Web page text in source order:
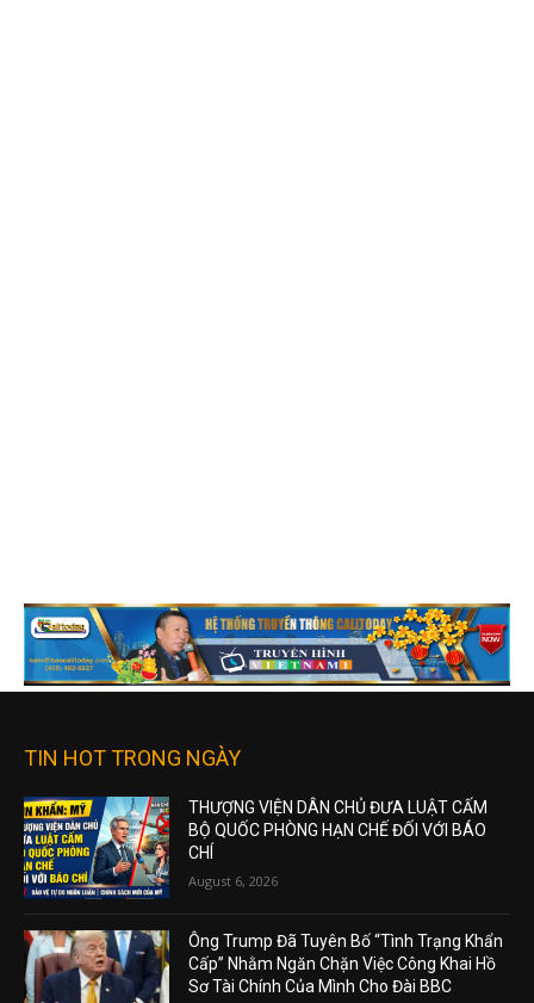
TIN HOT TRONG NGÀY
THƯỢNG VIỆN DÂN CHỦ ĐƯA LUẬT CẤM
BỘ QUỐC PHÒNG HẠN CHẾ ĐỐI VỚI BÁO
CHÍ
August 6, 2026
Ông Trump Đã Tuyên Bố “Tình Trạng Khẩn
Cấp” Nhằm Ngăn Chặn Việc Công Khai Hồ
Sơ Tài Chính Của Mình Cho Đài BBC